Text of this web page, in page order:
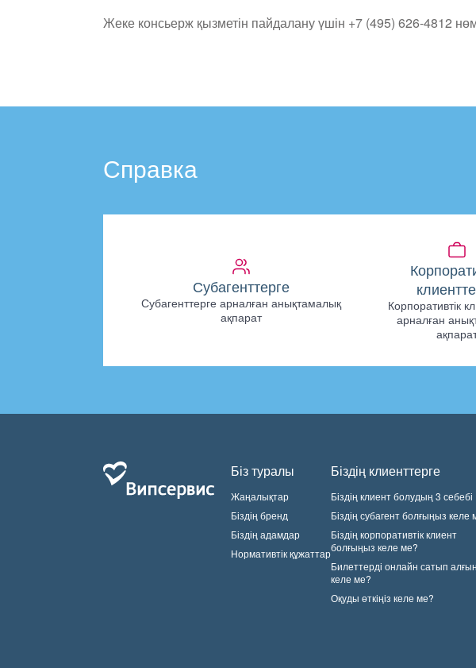
Жеке консьерж қызметін пайдалану үшін +7 (495) 626-4812
Справка
Субагенттерге
Субагенттерге арналған анықтамалық
ақпарат
Корпоративтік
арналған
Біз туралы
Жаңалықтар
Біздің бренд
Біздің адамдар
Нормативтік құжаттар
Біздің клиенттерге
Біздің клиент болудың 3 себебі
Біздің субагент болғыңыз келе
Біздің корпоративтік клиент
болғыңыз келе ме?
Билеттерді онлайн сатып
келе ме?
Оқуды өткіңіз келе ме?